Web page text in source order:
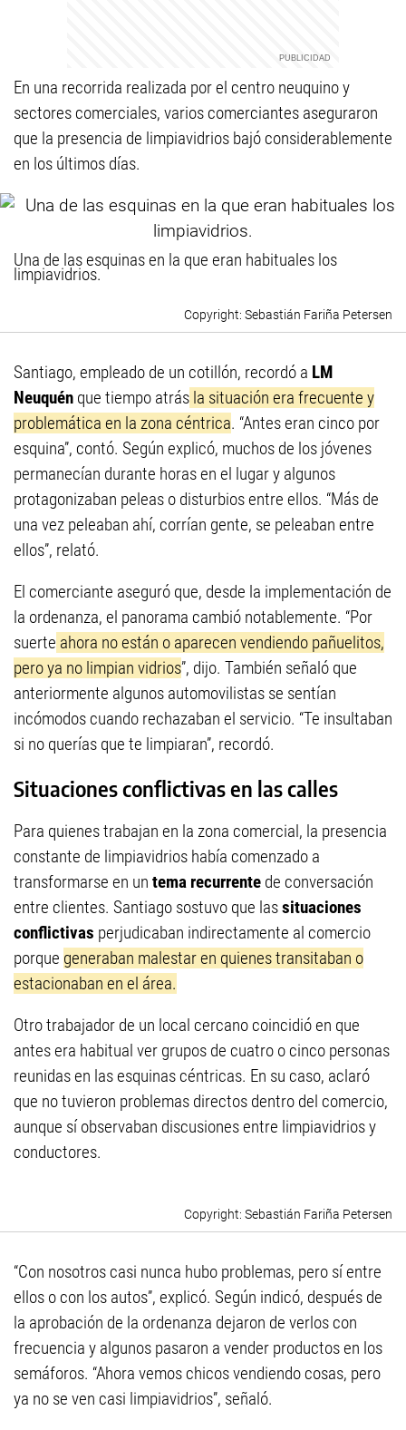
En una recorrida realizada por el centro neuquino y
sectores comerciales, varios comerciantes aseguraron
que la presencia de limpiavidrios bajó considerablemente
en los últimos días.
Una de las esquinas en la que eran habituales los
limpiavidrios.
Sebastián Fariña Petersen
Santiago, empleado de un cotillón, recordó a LM
Neuquén que tiempo atrás la situación era frecuente y
problemática en la zona céntrica. “Antes eran cinco por
esquina”, contó. Según explicó, muchos de los jóvenes
permanecían durante horas en el lugar y algunos
protagonizaban peleas o disturbios entre ellos. “Más de
una vez peleaban ahí, corrían gente, se peleaban entre
ellos”, relató.
El comerciante aseguró que, desde la implementación de
la ordenanza, el panorama cambió notablemente. “Por
suerte ahora no están o aparecen vendiendo pañuelitos,
pero ya no limpian vidrios”, dijo. También señaló que
anteriormente algunos automovilistas se sentían
incómodos cuando rechazaban el servicio. “Te insultaban
si no querías que te limpiaran”, recordó.
Situaciones conflictivas en las calles
Para quienes trabajan en la zona comercial, la presencia
constante de limpiavidrios había comenzado a
transformarse en un tema recurrente de conversación
entre clientes. Santiago sostuvo que lassituaciones
conflictivas perjudicaban indirectamente al comercio
porque generaban malestar en quienes transitaban o
estacionaban en el área.
Otro trabajador de un local cercano coincidió en que
antes era habitual ver grupos de cuatro o cinco personas
reunidas en las esquinas céntricas. En su caso, aclaró
que no tuvieron problemas directos dentro del comercio,
aunque sí observaban discusiones entre limpiavidrios y
conductores.
Sebastián Fariña Petersen
“Con nosotros casi nunca hubo problemas, pero sí entre
ellos o con los autos”, explicó. Según indicó, después de
la aprobación de la ordenanza dejaron de verlos con
frecuencia y algunos pasaron a vender productos en los
semáforos. “Ahora vemos chicos vendiendo cosas, pero
ya no se ven casi limpiavidrios”, señaló.